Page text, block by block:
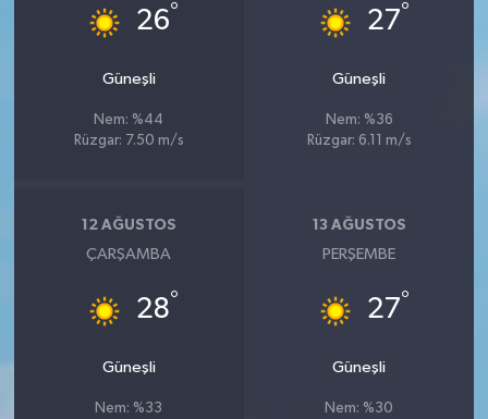
26°
Güneşli
Nem: %44
Rüzgar: 7.50 m/s
27°
Güneşli
Nem: %36
Rüzgar: 6.11 m/s
12 AĞUSTOS
ÇARŞAMBA
28°
Güneşli
Nem: %33
13 AĞUSTOS
PERŞEMBE
27°
Güneşli
Nem: %30